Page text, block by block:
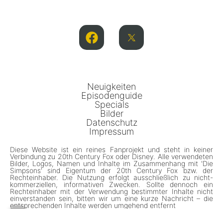
Neuigkeiten
Episodenguide
Specials
Bilder
Datenschutz
Impressum
Diese Website ist ein reines Fanprojekt und steht in keiner
Verbindung zu 20th Century Fox oder Disney. Alle verwendeten
Bilder, Logos, Namen und Inhalte im Zusammenhang mit 'Die
Simpsons' sind Eigentum der 20th Century Fox bzw. der
Rechteinhaber. Die Nutzung erfolgt ausschließlich zu nicht-
kommerziellen, informativen Zwecken. Sollte dennoch ein
Rechteinhaber mit der Verwendung bestimmter Inhalte nicht
einverstanden sein, bitten wir um eine kurze Nachricht – die
entsprechenden Inhalte werden umgehend entfernt